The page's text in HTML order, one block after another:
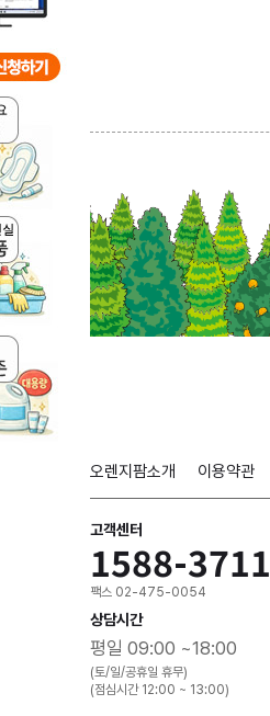
오렌지팜소개 이용약관
고객센터
1588-3711
팩스 02-475-0054
상담시간
평일 09:00 ~18:00
(토/일/공휴일 휴무)
(점심시간 12:00 ~ 13:00)